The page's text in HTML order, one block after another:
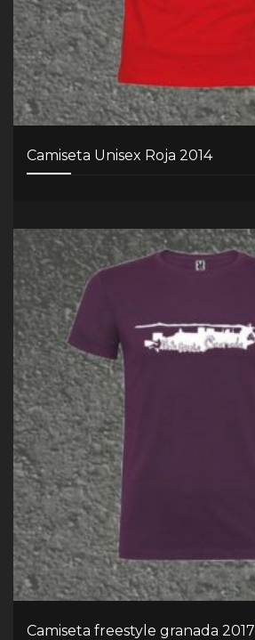
Camiseta Unisex Roja 2014
Camiseta freestyle granada 2017